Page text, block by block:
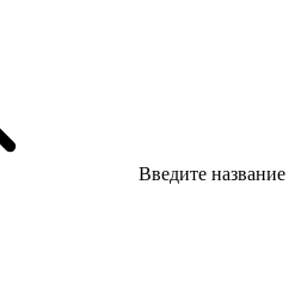
Введите название